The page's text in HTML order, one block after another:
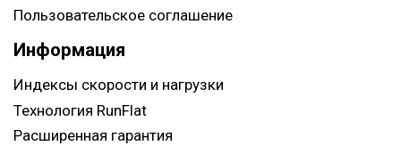
Пользовательское соглашение
Информация
Индексы скорости и нагрузки
Технология RunFlat
Расширенная гарантия